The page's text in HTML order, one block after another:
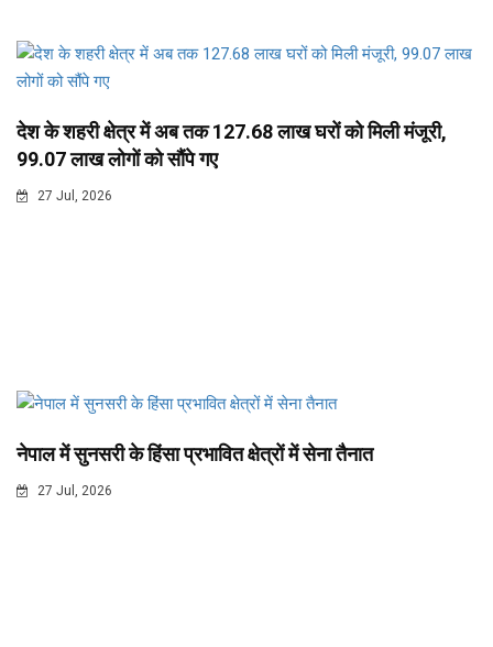
देश के शहरी क्षेत्र में अब तक 127.68 लाख घरों को मिली मंजूरी,
99.07 लाख लोगों को सौंपे गए
27 Jul, 2026
नेपाल में सुनसरी के हिंसा प्रभावित क्षेत्रों में सेना तैनात
27 Jul, 2026